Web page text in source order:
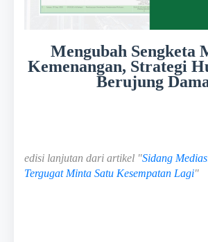
Mengubah Sengketa
Kemenangan, Strategi
Berujung
edisi lanjutan dari artikel "Sidang
Tergugat Minta Satu Kesempatan Lagi"